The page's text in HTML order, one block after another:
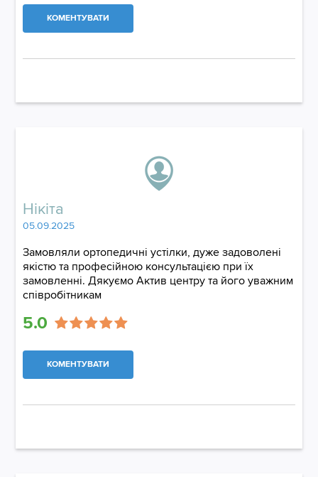
КОМЕНТУВАТИ
Нікіта
05.09.2025
Замовляли ортопедичні устілки, дуже задоволені
якістю та професійною консультацією при їх
замовленні. Дякуємо Актив центру та його уважним
співробітникам
5.0
КОМЕНТУВАТИ